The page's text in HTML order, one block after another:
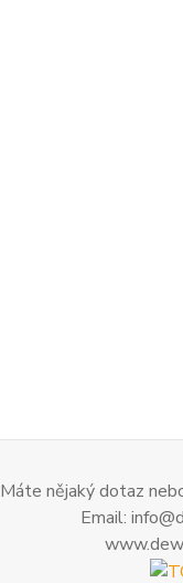
Máte nějaký dotaz
Email: